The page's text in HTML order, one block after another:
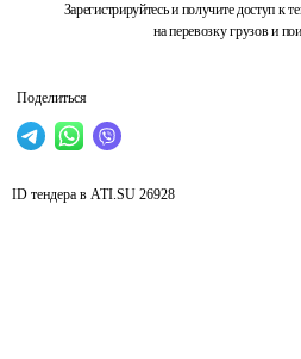
Зарегистрируйтесь и получите доступ к
на перевозку грузов и
Поделиться
ID тендера в ATI.SU 26928